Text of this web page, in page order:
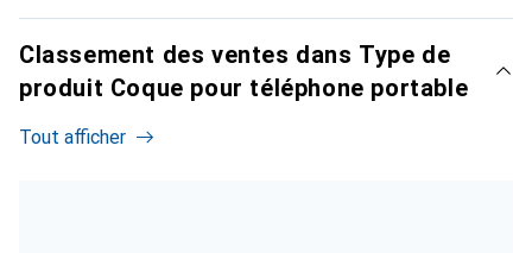
Classement des ventes dans Type de
produit Coque pour téléphone portable
Tout afficher